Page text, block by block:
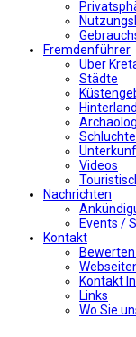
Fremdenführer
Uber
Städte
Videos
Nachrichten
Events /
Kontakt
Kontakt
Links
Wo Sie